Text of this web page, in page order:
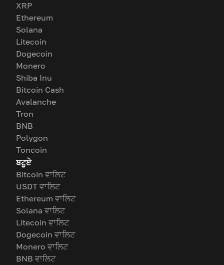
XRP
Ethereum
Solana
Litecoin
Dogecoin
Monero
Shiba Inu
Bitcoin Cash
Avalanche
Tron
BNB
Polygon
Toncoin
ਬਟੂਏ
Bitcoin ਵਾਲਿਟ
USDT ਵਾਲਿਟ
Ethereum ਵਾਲਿਟ
Solana ਵਾਲਿਟ
Litecoin ਵਾਲਿਟ
Dogecoin ਵਾਲਿਟ
Monero ਵਾਲਿਟ
BNB ਵਾਲਿਟ